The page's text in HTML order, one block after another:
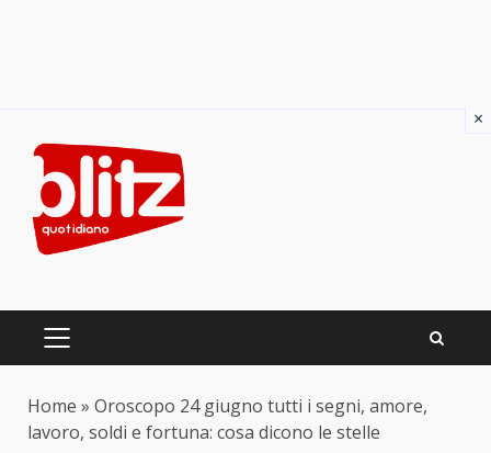
content
PRIMARY
Home » Oroscopo 24 giugno tutti i segni, amore,
lavoro, soldi e fortuna: cosa dicono le stelle
×